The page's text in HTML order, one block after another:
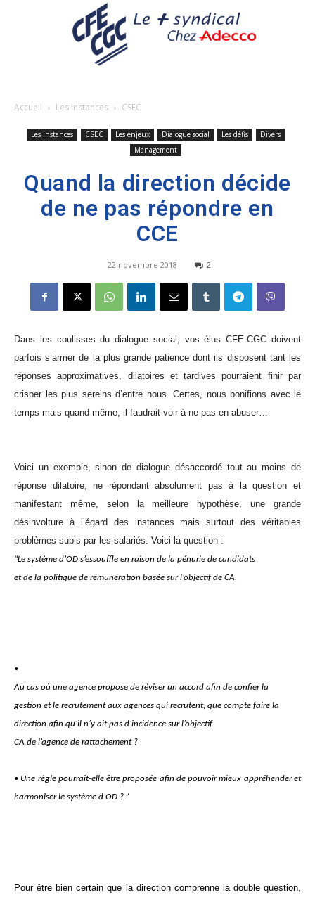
Accueil Les instances CSEC
Les instances CSEC Les enjeux Dialogue social Les défis
Divers
Management
Quand la direction décide
de ne pas répondre en
CCE
22 novembre 2018 2
Dans les coulisses du dialogue social, vos élus CFE-CGC doivent
parfois s’armer de la plus grande patience dont ils disposent tant les
réponses approximatives, dilatoires et tardives pourraient finir par
crisper les plus sereins d’entre nous. Certes, nous bonifions avec le
temps mais quand même, il faudrait voir à ne pas en abuser…
Voici un exemple, sinon de dialogue désaccordé tout au moins de
réponse dilatoire, ne répondant absolument pas à la question et
manifestant même, selon la meilleure hypothèse, une grande
désinvolture à l’égard des instances mais surtout des véritables
problèmes subis par les salariés. Voici la question :
“Le système d’OD s’essouffle en raison de la pénurie de candidats
et de la politique de rémunération basée sur l’objectif de CA.
•
Au cas où une agence propose de réviser un accord afin de confier la
gestion et le recrutement aux agences qui recrutent, que compte faire la
direction afin qu’il n’y ait pas d’incidence sur l’objectif
CA de l’agence de rattachement ?
• Une règle pourrait-elle être proposée afin de pouvoir mieux appréhender et
harmoniser le système d’OD ? ”
Pour être bien certain que la direction comprenne la double question,